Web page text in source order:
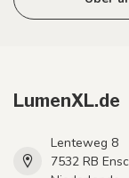
LumenXL.de
Lenteweg 8
7532 RB